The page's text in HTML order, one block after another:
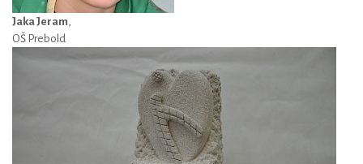
Jaka Jeram,
OŠ Prebold